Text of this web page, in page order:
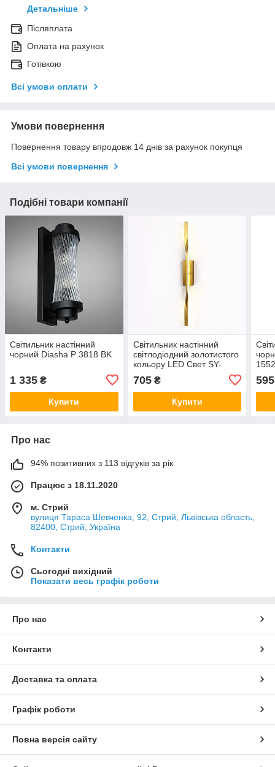
Детальніше
Післяплата
Оплата на рахунок
Готівкою
Всі умови оплати
Умови повернення
Повернення товару впродовж 14 днів за рахунок покупця
Всі умови повернення
Подібні товари компанії
Світильник настінний
чорний Diasha P 3818 BK
1 335 ₴
Купити
Світильник настінний
світлодіодний золотистого
кольору LED Свет SY-
705₴
Купити
595
Про нас
94% позитивних з 113 відгуків за рік
Працює з 18.11.2020
м. Стрий
вулиця Тараса Шевченка, 92, Стрий, Львівська область,
82400, Стрий, Україна
Контакти
Сьогодні вихідний
Показати весь графік роботи
Про нас
Контакти
Доставка та оплата
Графік роботи
Повна версія сайту